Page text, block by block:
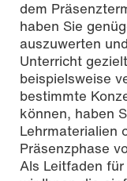
dem
haben Sie
auszuwerten
Unterricht
beispielsweise
bestimmte
können, haben
Lehrmaterialien
Präsenzphase
Als Leitfaden